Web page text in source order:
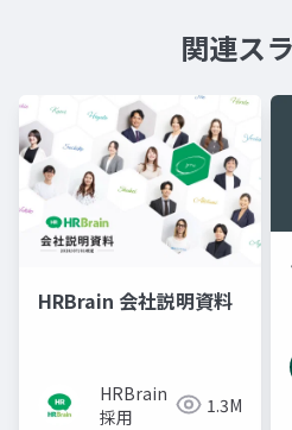
関連ス
HRBrain 会社説明資料
HRBrain
採用
1.3M